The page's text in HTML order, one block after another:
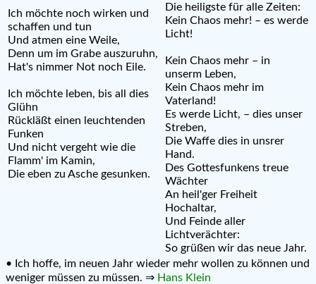
Ich möchte noch wirken und
schaffen und tun
Und atmen eine Weile,
Denn um im Grabe auszuruhn,
Hat's nimmer Not noch Eile.
Ich möchte leben, bis all dies
Glühn
Rückläßt einen leuchtenden
Funken
Und nicht vergeht wie die
Flamm' im Kamin,
Die eben zu Asche gesunken.
Die heiligste für alle Zeiten:
Kein Chaos mehr! – es werde
Licht!
Kein Chaos mehr – in
unserm Leben,
Kein Chaos mehr im
Vaterland!
Es werde Licht, – dies unser
Streben,
Die Waffe dies in unsrer
Hand.
Des Gottesfunkens treue
Wächter
An heil'ger Freiheit
Hochaltar,
Und Feinde aller
Lichtverächter:
So grüßen wir das neue Jahr.
• Ich hoffe, im neuen Jahr wieder mehr wollen zu können und
weniger müssen zu müssen. ⇒ Hans Klein